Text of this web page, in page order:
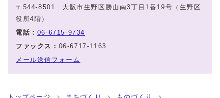
〒544-8501 大阪市生野区勝山南3丁目1番19号（生野区
役所4階）
電話： 06-6715-9734
ファックス： 06-6717-1163
メール送信フォーム